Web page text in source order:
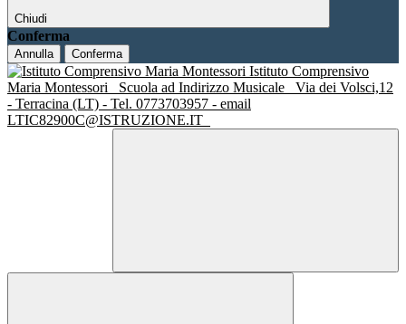
Chiudi
Conferma
Annulla Conferma
Istituto Comprensivo
Maria Montessori
Scuola ad Indirizzo Musicale
Via dei Volsci,12
- Terracina (LT) - Tel. 0773703957 - email
LTIC82900C@ISTRUZIONE.IT